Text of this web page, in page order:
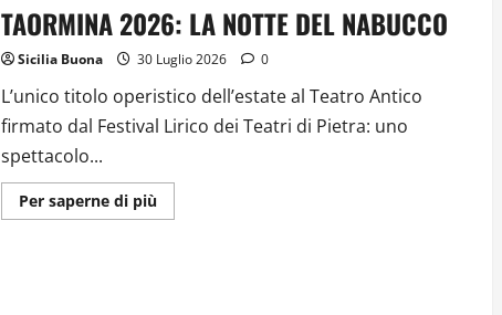
TAORMINA 2026: LA NOTTE DEL NABUCCO
Sicilia Buona 30 Luglio 2026 0
L’unico titolo operistico dell’estate al Teatro Antico
firmato dal Festival Lirico dei Teatri di Pietra: uno
spettacolo...
Per saperne di piùUlteriori
informazioni